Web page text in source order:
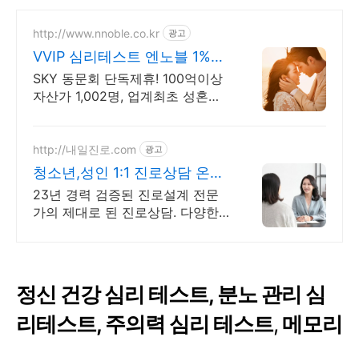
http://www.nnoble.co.kr 광고
VVIP 심리테스트 엔노블 1%를
위한 상류층 결정사
SKY 동문회 단독제휴! 100억이상
자산가 1,002명, 업계최초 성혼주
성가족부장관대상 2회수상
http://내일진로.com 광고
청소년,성인 1:1 진로상담 온라
인 화상 진로/고민상담
23년 경력 검증된 진로설계 전문
가의 제대로 된 진로상담. 다양한
정신 건강 심리 테스트, 분노 관리 심
리테스트, 주의력 심리 테스트,메모리